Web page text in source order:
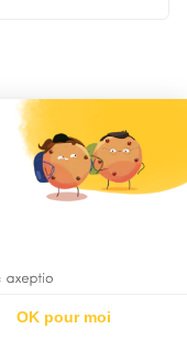
OK pour moi